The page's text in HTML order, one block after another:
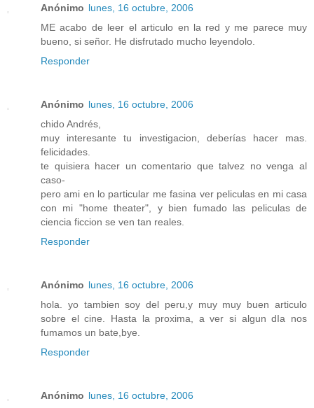
Anónimo lunes, 16 octubre, 2006
ME acabo de leer el articulo en la red y me parece muy
bueno, si señor. He disfrutado mucho leyendolo.
Responder
Anónimo lunes, 16 octubre, 2006
chido Andrés,
muy interesante tu investigacion, deberías hacer mas.
felicidades.
te quisiera hacer un comentario que talvez no venga al
caso-
pero ami en lo particular me fasina ver peliculas en mi casa
con mi "home theater", y bien fumado las peliculas de
ciencia ficcion se ven tan reales.
Responder
Anónimo lunes, 16 octubre, 2006
hola. yo tambien soy del peru,y muy muy buen articulo
sobre el cine. Hasta la proxima, a ver si algun dIa nos
fumamos un bate,bye.
Responder
Anónimo lunes, 16 octubre, 2006